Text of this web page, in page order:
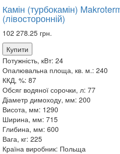
Камін (турбокамін)
(лівосторонній)
102 278.25 грн.
Купити
Потужність, кВт: 24
Опалювальна площа, кв. м.: 240
ККД, %: 87
Обсяг водяної сорочки, л: 77
Діаметр димоходу, мм: 200
Висота, мм: 1290
Ширина, мм: 715
Глибина, мм: 600
Вага, кг: 225
Країна виробник: Польща